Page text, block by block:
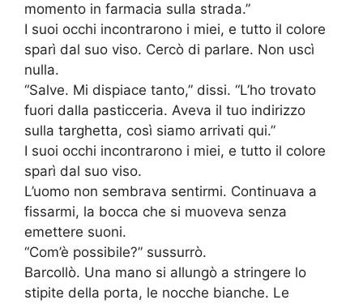
momento in farmacia sulla strada.”
I suoi occhi incontrarono i miei, e tutto il colore
sparì dal suo viso. Cercò di parlare. Non uscì
nulla.
“Salve. Mi dispiace tanto,” dissi. “L’ho trovato
fuori dalla pasticceria. Aveva il tuo indirizzo
sulla targhetta, così siamo arrivati qui.”
I suoi occhi incontrarono i miei, e tutto il colore
sparì dal suo viso.
L’uomo non sembrava sentirmi. Continuava a
fissarmi, la bocca che si muoveva senza
emettere suoni.
“Com’è possibile?” sussurrò.
Barcollò. Una mano si allungò a stringere lo
stipite della porta, le nocche bianche. Le